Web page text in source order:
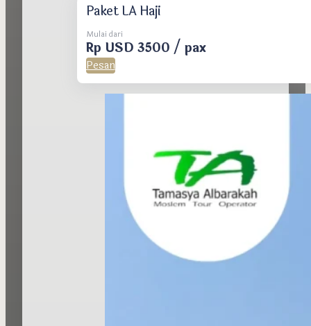
Paket LA Haji
Mulai dari
Rp USD 3500 / pax
Pesan